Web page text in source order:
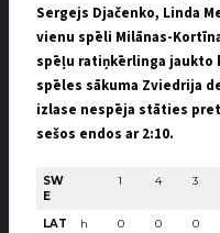
Sergejs Djačenko, Linda
vienu spēli Milānas-
spēļu ratiņkērlinga jaukto
spēles sākuma Zviedrija
izlase nespēja stāties
sešos endos ar 2:10.
SW
E
1 4 3
LAT h 0 0 0